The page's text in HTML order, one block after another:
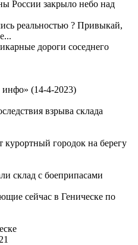
России закрыло небо над
реальностью ? Привыкай,
дороги соседнего
инфо» (14-4-2023)
взрыва склада
городок на берегу
склад с боеприпасами
сейчас в Геническе по